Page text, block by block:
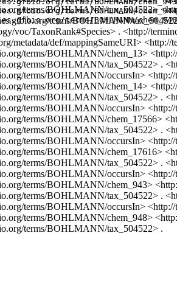
terms/BOHLMANN/tax_504522>
terms/BOHLMANN/
voc/TaxonRank#Species> . <http://
metadata/def/mappingSameURI>
terms/BOHLMANN/chem_13>
terms/BOHLMANN/tax_504522> .
terms/BOHLMANN/occursIn>
terms/BOHLMANN/chem_14>
terms/BOHLMANN/tax_504522> .
terms/BOHLMANN/occursIn>
terms/BOHLMANN/chem_17566>
terms/BOHLMANN/tax_504522> .
terms/BOHLMANN/occursIn>
terms/BOHLMANN/chem_17616>
terms/BOHLMANN/tax_504522> .
terms/BOHLMANN/occursIn>
terms/BOHLMANN/chem_943>
terms/BOHLMANN/tax_504522> .
terms/BOHLMANN/occursIn>
terms/BOHLMANN/chem_948>
terms/BOHLMANN/tax_504522> .
terms/BOHLMANN/